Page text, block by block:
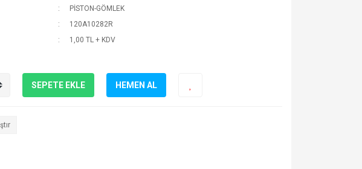
PİSTON-GÖMLEK
120A10282R
1,00 TL + KDV
SEPETE EKLE HEMEN AL